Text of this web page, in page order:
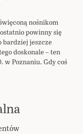
nośnikom
powinny się
bardziej jeszcze
doskonale – ten
w Poznaniu. Gdy coś